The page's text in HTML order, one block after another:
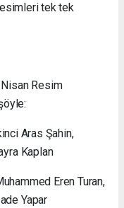
tek tek
Nisan Resim
Aras Şahin,
Kaplan
Eren Turan,
Yapar